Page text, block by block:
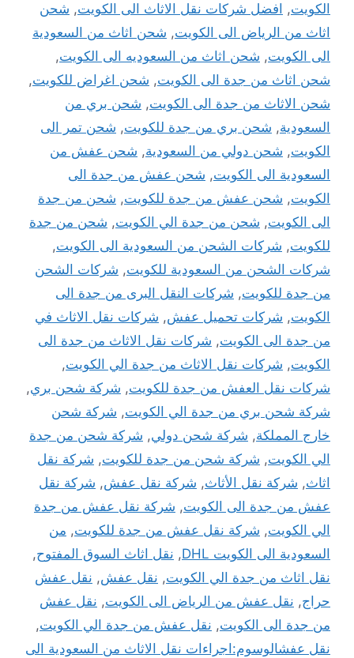
الكويت, افضل شركات نقل الاثاث الى الكويت, شحن
اثاث من الرياض الى الكويت, شحن اثاث من السعودية
الى الكويت, شحن اثاث من السعوديه الى الكويت,
شحن اثاث من جدة الى الكويت, شحن اغراض للكويت,
شحن الاثاث من جدة الى الكويت, شحن بري من
السعودية, شحن بري من جدة للكويت, شحن تمر الى
الكويت, شحن دولي من السعودية, شحن عفش من
السعودية الى الكويت, شحن عفش من جدة الى
الكويت, شحن عفش من جدة للكويت, شحن من جدة
الى الكويت, شحن من جدة الي الكويت, شحن من جدة
للكويت, شركات الشحن من السعودية الى الكويت,
شركات الشحن من السعودية للكويت, شركات الشحن
من جدة للكويت, شركات النقل البرى من جدة الى
الكويت, شركات تحميل عفش, شركات نقل الاثاث في
من جدة الى الكويت, شركات نقل الاثاث من جدة الى
الكويت, شركات نقل الاثاث من جدة الي الكويت,
شركات نقل العفش من جدة للكويت, شركة شحن بري,
شركة شحن بري من جدة الي الكويت, شركة شحن
خارج المملكة, شركة شحن دولي, شركة شحن من جدة
الي الكويت, شركة شحن من جدة للكويت, شركة نقل
اثاث, شركة نقل الأثاث, شركة نقل عفش, شركة نقل
عفش من جدة الى الكويت, شركة نقل عفش من جدة
الي الكويت, شركة نقل عفش من جدة للكويت, من
السعودية الى الكويت DHL
, نقل اثاث السوق المفتوح,
نقل اثاث من جدة الي الكويت, نقل عفش, نقل عفش
حراج, نقل عفش من الرياض الى الكويت, نقل عفش
من جدة الى الكويت, نقل عفش من جدة الي الكويت,
نقل عفشالوسوم:اجراءات نقل الاثاث من السعودية الى